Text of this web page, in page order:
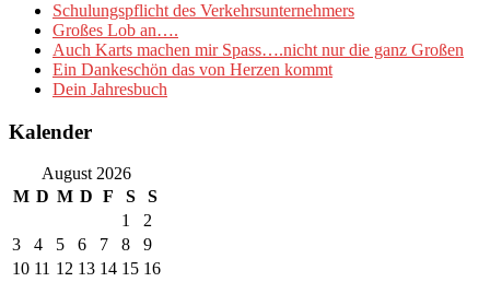
Schulungspflicht des Verkehrsunternehmers
Großes Lob an….
Auch Karts machen mir Spass….nicht nur die ganz Großen
Ein Dankeschön das von Herzen kommt
Dein Jahresbuch
Kalender
August 2026
M D M D F S
S
1
2
3
4 5 6 7 8
9
10 11 12 13 14 15 16